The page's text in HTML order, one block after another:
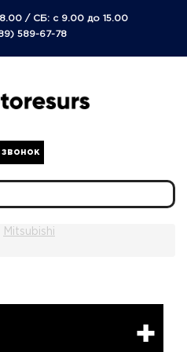
/ СБ: с 9.00 до 15.00
589-67-78
звонок
Mitsubishi